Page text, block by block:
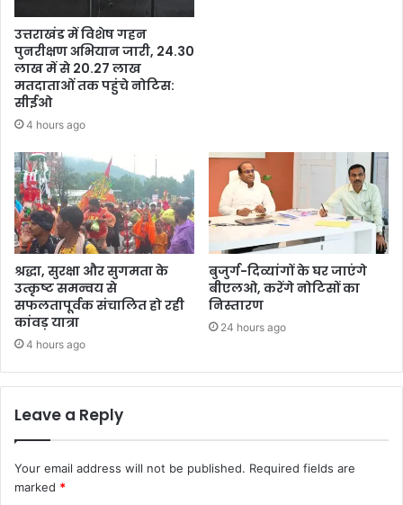
उत्तराखंड में विशेष गहन
पुनरीक्षण अभियान जारी, 24.30
लाख में से 20.27 लाख
मतदाताओं तक पहुंचे नोटिस:
सीईओ
4 hours ago
श्रद्धा, सुरक्षा और सुगमता के
उत्कृष्ट समन्वय से
सफलतापूर्वक संचालित हो रही
कांवड़ यात्रा
4 hours ago
बुजुर्ग-दिव्यांगों के घर जाएंगे
बीएलओ, करेंगे नोटिसों का
निस्तारण
24 hours ago
Leave a Reply
Your email address will not be published. Required fields are
marked *